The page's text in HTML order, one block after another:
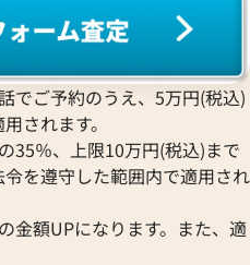
でご予約のうえ、5万円(税込)
されます。
35％、上限10万円(税込)まで
を遵守した範囲内で適用され
金額UPになります。また、適